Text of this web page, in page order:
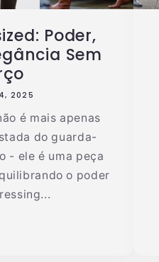
Poder,
Sem
2025
é mais apenas
do guarda-
- ele é uma peça
o poder